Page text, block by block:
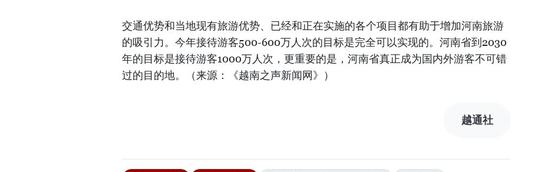
交通优势和当地现有旅游优势、已经和正在实施的各个项目都有助于增加河南旅游
的吸引力。今年接待游客500-600万人次的目标是完全可以实现的。河南省到2030
年的目标是接待游客1000万人次，更重要的是，河南省真正成为国内外游客不可错
过的目的地。（来源：《越南之声新闻网》）
越通社